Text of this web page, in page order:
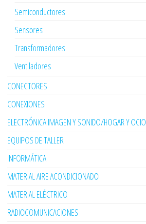
Semiconductores
Sensores
Transformadores
Ventiladores
CONECTORES
CONEXIONES
ELECTRÓNICA:IMAGEN Y SONIDO/HOGAR Y OCIO
EQUIPOS DE TALLER
INFORMÁTICA
MATERIAL AIRE ACONDICIONADO
MATERIAL ELÉCTRICO
RADIOCOMUNICACIONES